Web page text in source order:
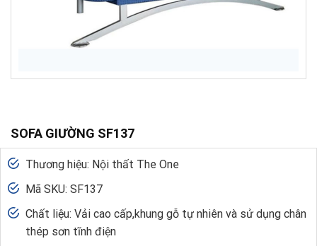
SOFA GIƯỜNG SF137
Thương hiệu: Nội thất The One
Mã SKU: SF137
Chất liệu: Vải cao cấp,khung gỗ tự nhiên và sử dụng chân
thép sơn tĩnh điện